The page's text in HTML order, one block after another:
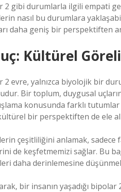
2 gibi durumlarla ilgili empati
nasıl bu durumlara
daha geniş bir perspektiften
Kültürel
2 evre, yalnızca biyolojik bir
Bir toplum, duygusal
konusunda farklı
bir perspektiften de ele
çeşitliliğini anlamak, sadece
de keşfetmemizi sağlar. Bu
daha derinlemesine
bir insanın yaşadığı